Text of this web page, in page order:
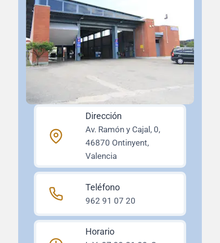
Dirección
Av. Ramón y Cajal, 0,
46870 Ontinyent,
Valencia
Teléfono
962 91 07 20
Horario